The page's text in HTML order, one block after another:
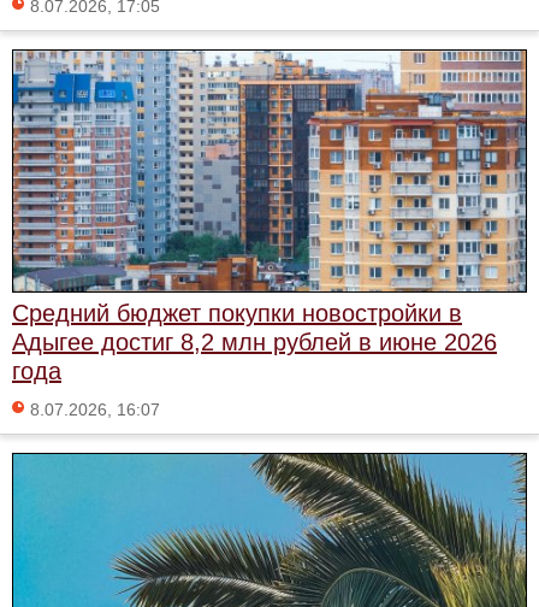
8.07.2026, 17:05
Средний бюджет покупки новостройки в
Адыгее достиг 8,2 млн рублей в июне 2026
года
8.07.2026, 16:07